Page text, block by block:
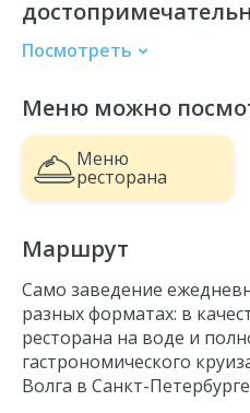
Посмотреть
Сампсониевский мост
Литейный мост
Летний сад
Троицкий мост
Эрмитаж
Биржевой мост
Тучков мост
Стрелка
Кунсткамера
Меню можно
Меню
ресторана
Маршрут
Само заведение
разных форматах: в
ресторана на воде и
гастрономического
Волга в Санкт-